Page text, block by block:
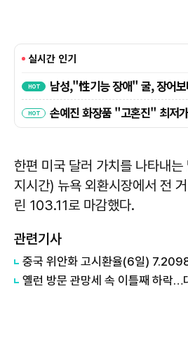
한편 미국 달러 가치를 나타내
지시간) 뉴욕 외환시장에서 전
린 103.11로 마감했다.
관련기사
옐런 방문 관망세 속 이틀째 하락…